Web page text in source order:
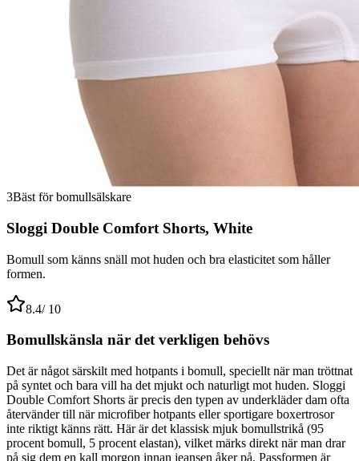
3Bäst för bomullsälskare
Sloggi Double Comfort Shorts, White
Bomull som känns snäll mot huden och bra elasticitet som håller
formen.
8.4/ 10
Bomullskänsla när det verkligen behövs
Det är något särskilt med hotpants i bomull, speciellt när man tröttnat
på syntet och bara vill ha det mjukt och naturligt mot huden. Sloggi
Double Comfort Shorts är precis den typen av underkläder dam ofta
återvänder till när microfiber hotpants eller sportigare boxertrosor
inte riktigt känns rätt. Här är det klassisk mjuk bomullstrikå (95
procent bomull, 5 procent elastan), vilket märks direkt när man drar
på sig dem en kall morgon innan jeansen åker på. Passformen är